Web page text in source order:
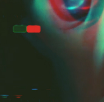
- Eye Shock Fest
2025